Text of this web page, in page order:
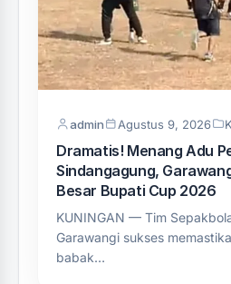
admin Agustus 9, 2026
Dramatis! Menang Adu
Sindangagung,
Besar Bupati Cup 2026
KUNINGAN — Tim
Garawangi sukses
babak…